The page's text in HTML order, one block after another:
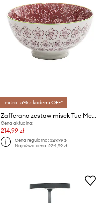
extra -5% z kodem: OFF*
Zafferano zestaw misek Tue Medium Bowl 6-pack
Cena aktualna:
214,99 zł
Cena regularna:329,99 zł
Najniższa cena:224,99 zł